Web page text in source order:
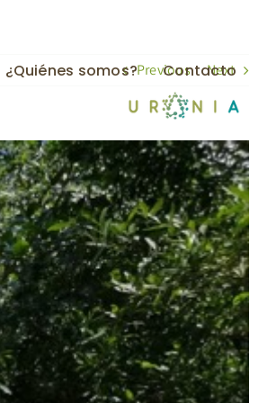
¿Quiénes somos? Contacto
Previous Next